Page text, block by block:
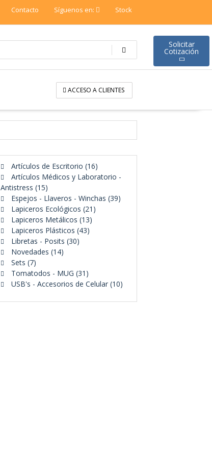
Contacto Síguenos en: Stock
ACCESO A CLIENTES
Artículos de Escritorio 1616
productos
Artículos Médicos y Laboratorio -
Antistress 1515
productos
Espejos - Llaveros - Winchas 3939
Lapiceros Ecológicos 21 21
Lapiceros Metálicos 1313
Lapiceros Plásticos 4343
Libretas - Posits 3030
Novedades 1414
Sets 77
productos
Tomatodos - MUG 31 31
productos
USB's - Accesorios de Celular 1010
Solicitar
Cotización